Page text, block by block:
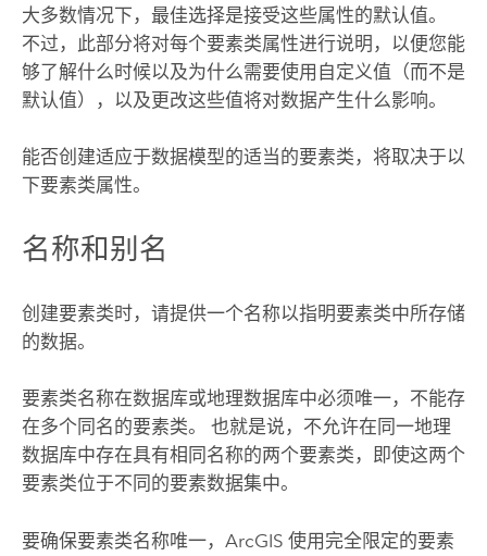
大多数情况下，最佳选择是接受这些属性的默认值。
不过，此部分将对每个要素类属性进行说明，以便您能
够了解什么时候以及为什么需要使用自定义值（而不是
默认值），以及更改这些值将对数据产生什么影响。
能否创建适应于数据模型的适当的要素类，将取决于以
下要素类属性。
名称和别名
创建要素类时，请提供一个名称以指明要素类中所存储
的数据。
要素类名称在数据库或地理数据库中必须唯一，不能存
在多个同名的要素类。 也就是说，不允许在同一地理
数据库中存在具有相同名称的两个要素类，即使这两个
要素类位于不同的要素数据集中。
要确保要素类名称唯一，ArcGIS 使用完全限定的要素